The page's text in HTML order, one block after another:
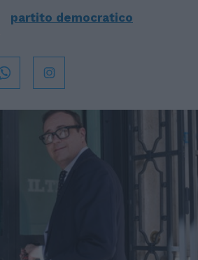
partito democratico